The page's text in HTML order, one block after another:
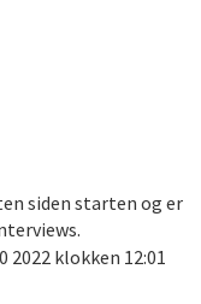
siden starten og er
2022 klokken 12:01